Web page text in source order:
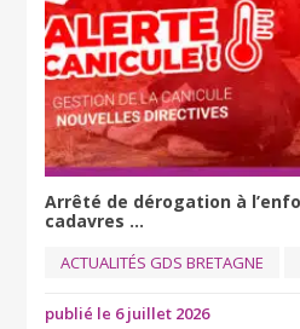
Arrêté de dérogation à
cadavres ...
ACTUALITÉS GDS BRETAGNE
publié le 6 juillet 2026